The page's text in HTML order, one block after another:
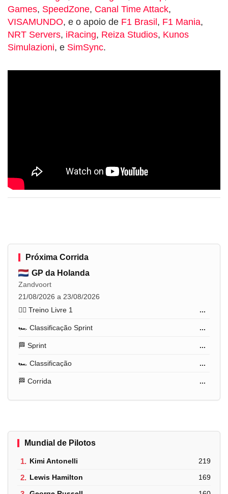
Games, SpeedZone, Canal Time Attack,
VISAMUNDO, e o apoio de F1 Brasil , F1 Mania,
NRT Servers, iRacing, Reiza Studios, Kunos
Simulazioni, e SimSync.
Próxima Corrida
GP da Holanda
Zandvoort
21/08/2026 a 23/08/2026
🏋️‍♂️ Treino Livre 1
...
🏎️ Classificação Sprint ...
🏁 Sprint ...
🏎️ Classificação ...
🏁 Corrida ...
Mundial de Pilotos
1. Kimi Antonelli 219
2. Lewis Hamilton 169